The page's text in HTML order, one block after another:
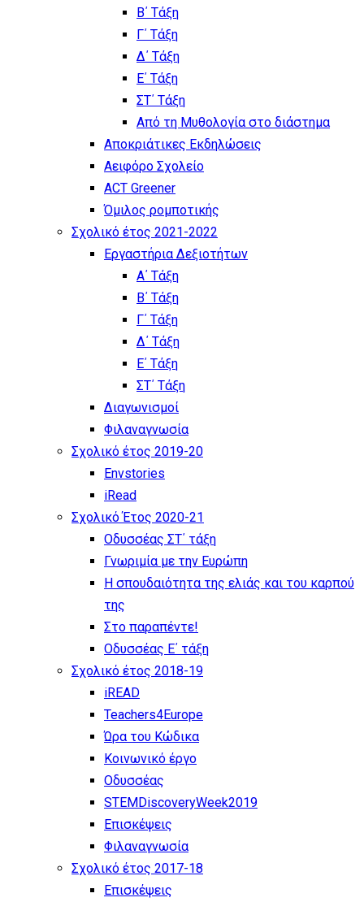
Β΄ Τάξη
Γ΄ Τάξη
Δ΄ Τάξη
Ε΄ Τάξη
ΣΤ΄ Τάξη
Από τη Μυθολογία στο διάστημα
Αποκριάτικες Εκδηλώσεις
Αειφόρο Σχολείο
ACT Greener
Όμιλος ρομποτικής
Σχολικό έτος 2021-2022
Εργαστήρια Δεξιοτήτων
Α΄ Τάξη
Β΄ Τάξη
Γ΄ Τάξη
Δ΄ Τάξη
Ε΄ Τάξη
ΣΤ΄ Τάξη
Διαγωνισμοί
Φιλαναγνωσία
Σχολικό έτος 2019-20
Envstories
iRead
Σχολικό Έτος 2020-21
Οδυσσέας ΣΤ΄ τάξη
Γνωριμία με την Ευρώπη
Η σπουδαιότητα της ελιάς και του καρπού
της
Στο παραπέντε!
Οδυσσέας Ε΄ τάξη
Σχολικό έτος 2018-19
iREAD
Teachers4Europe
Ώρα του Κώδικα
Κοινωνικό έργο
Οδυσσέας
STEMDiscoveryWeek2019
Επισκέψεις
Φιλαναγνωσία
Σχολικό έτος 2017-18
Επισκέψεις